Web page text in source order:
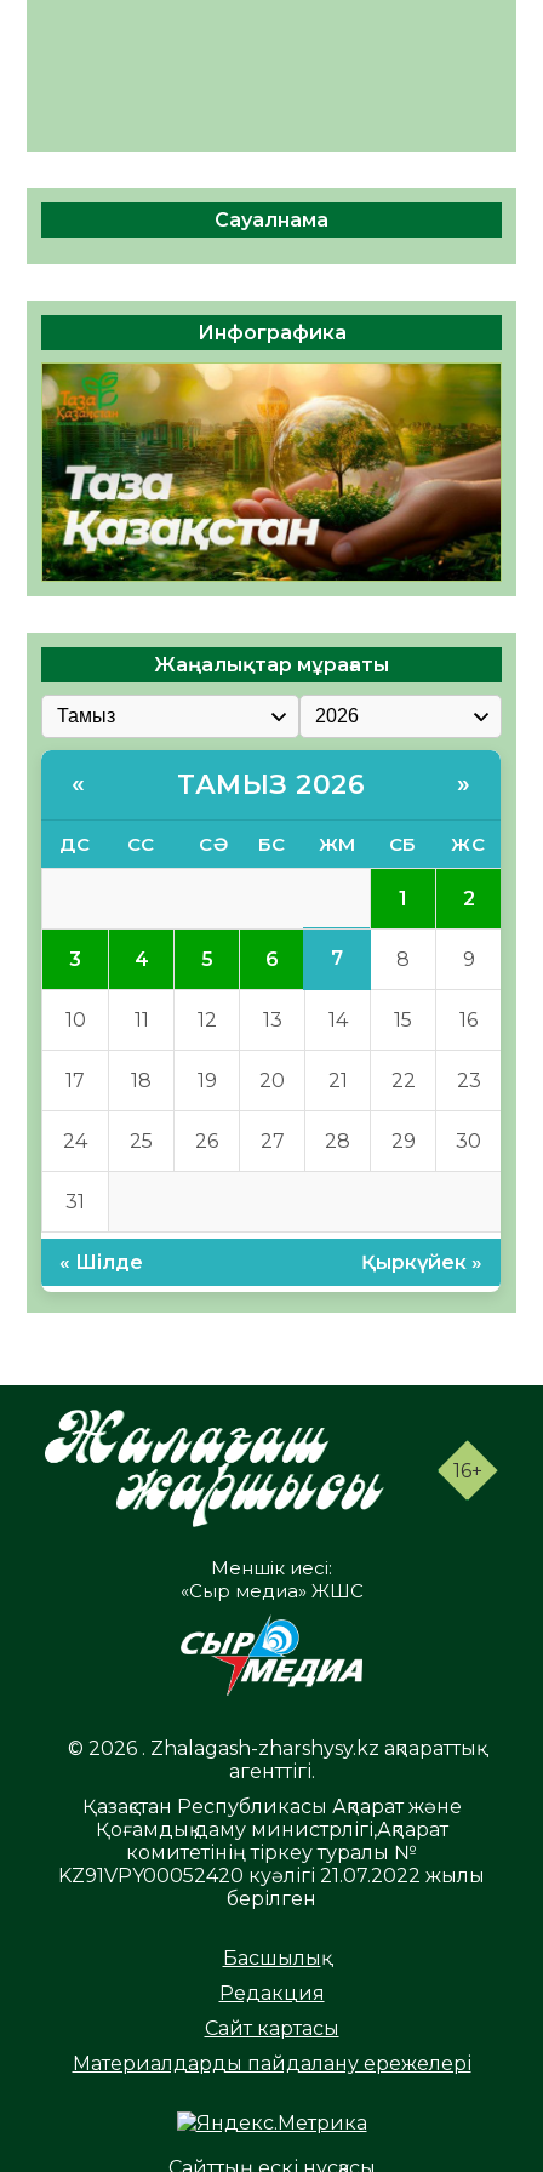
Сауалнама
Инфографика
Жаңалықтар мұрағаты
« ТАМЫЗ 2026 »
ДС СС СӘ БС ЖМ СБ ЖС
1 2
3 4 5 6 7 8 9
10 11 12 13 14 15 16
17 18 19 20 21 22 23
24 25 26 27 28 29 30
31
« Шілде Қыркүйек »
16+
Меншік иесі:
«Сыр медиа» ЖШС
© 2026 . Zhalagash-zharshysy.kz ақпараттық
агенттігі.
Қазақстан Республикасы Ақпарат және
Қоғамдық даму министрлігі,Ақпарат
комитетінің тіркеу туралы №
KZ91VPY00052420 куәлігі 21.07.2022 жылы
берілген
Басшылық
Редакция
Сайт картасы
Материалдарды пайдалану ережелері